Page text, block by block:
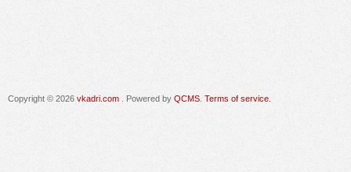
Copyright © 2026 vkadri.com . Powered by QCMS Terms of service.